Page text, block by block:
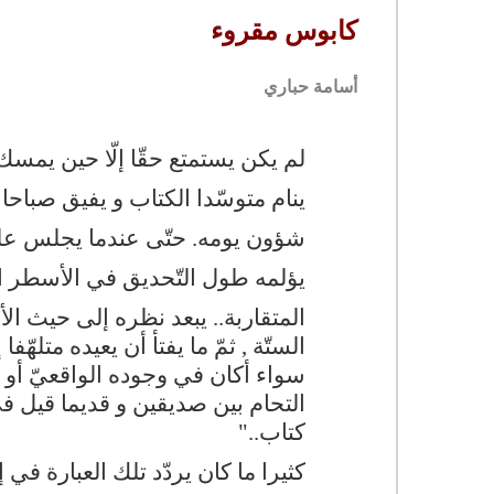
كابوس مقروء
أسامة حباري
لم يكن يستمتع حقّا إلّا حين يمسك
ينام متوسّدا الكتاب و يفيق
شؤون يومه. حتّى عندما يجلس
يؤلمه طول التّحديق في الأسطر
المتقاربة.. يبعد نظره إلى حيث
الستّة , ثمّ ما يفتأ أن يعيده
سواء أكان في وجوده الواقعيّ
التحام بين صديقين و قديما
كتاب.."
كثيرا ما كان يردّد تلك العبارة